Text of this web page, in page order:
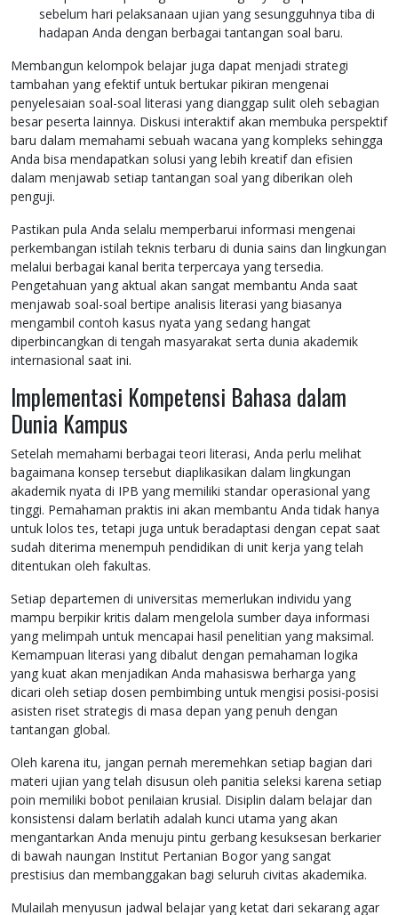
sebelum hari pelaksanaan ujian yang sesungguhnya tiba di
hadapan Anda dengan berbagai tantangan soal baru.
Membangun kelompok belajar juga dapat menjadi strategi
tambahan yang efektif untuk bertukar pikiran mengenai
penyelesaian soal-soal literasi yang dianggap sulit oleh sebagian
besar peserta lainnya. Diskusi interaktif akan membuka perspektif
baru dalam memahami sebuah wacana yang kompleks sehingga
Anda bisa mendapatkan solusi yang lebih kreatif dan efisien
dalam menjawab setiap tantangan soal yang diberikan oleh
penguji.
Pastikan pula Anda selalu memperbarui informasi mengenai
perkembangan istilah teknis terbaru di dunia sains dan lingkungan
melalui berbagai kanal berita terpercaya yang tersedia.
Pengetahuan yang aktual akan sangat membantu Anda saat
menjawab soal-soal bertipe analisis literasi yang biasanya
mengambil contoh kasus nyata yang sedang hangat
diperbincangkan di tengah masyarakat serta dunia akademik
internasional saat ini.
Implementasi Kompetensi Bahasa dalam
Dunia Kampus
Setelah memahami berbagai teori literasi, Anda perlu melihat
bagaimana konsep tersebut diaplikasikan dalam lingkungan
akademik nyata di IPB yang memiliki standar operasional yang
tinggi. Pemahaman praktis ini akan membantu Anda tidak hanya
untuk lolos tes, tetapi juga untuk beradaptasi dengan cepat saat
sudah diterima menempuh pendidikan di unit kerja yang telah
ditentukan oleh fakultas.
Setiap departemen di universitas memerlukan individu yang
mampu berpikir kritis dalam mengelola sumber daya informasi
yang melimpah untuk mencapai hasil penelitian yang maksimal.
Kemampuan literasi yang dibalut dengan pemahaman logika
yang kuat akan menjadikan Anda mahasiswa berharga yang
dicari oleh setiap dosen pembimbing untuk mengisi posisi-posisi
asisten riset strategis di masa depan yang penuh dengan
tantangan global.
Oleh karena itu, jangan pernah meremehkan setiap bagian dari
materi ujian yang telah disusun oleh panitia seleksi karena setiap
poin memiliki bobot penilaian krusial. Disiplin dalam belajar dan
konsistensi dalam berlatih adalah kunci utama yang akan
mengantarkan Anda menuju pintu gerbang kesuksesan berkarier
di bawah naungan Institut Pertanian Bogor yang sangat
prestisius dan membanggakan bagi seluruh civitas akademika.
Mulailah menyusun jadwal belajar yang ketat dari sekarang agar